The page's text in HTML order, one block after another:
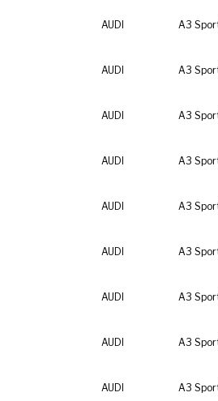
AUDI
A3
AUDI
A3
AUDI
A3
AUDI
A3
AUDI
A3
AUDI
A3
AUDI
A3
AUDI
A3
AUDI
A3